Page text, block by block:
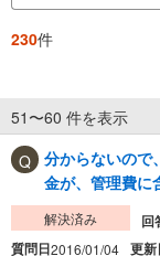
230件
51〜60 件を表示
分からないので
金が、管理費に
解決済み 回
質問日2016/01/04 更新